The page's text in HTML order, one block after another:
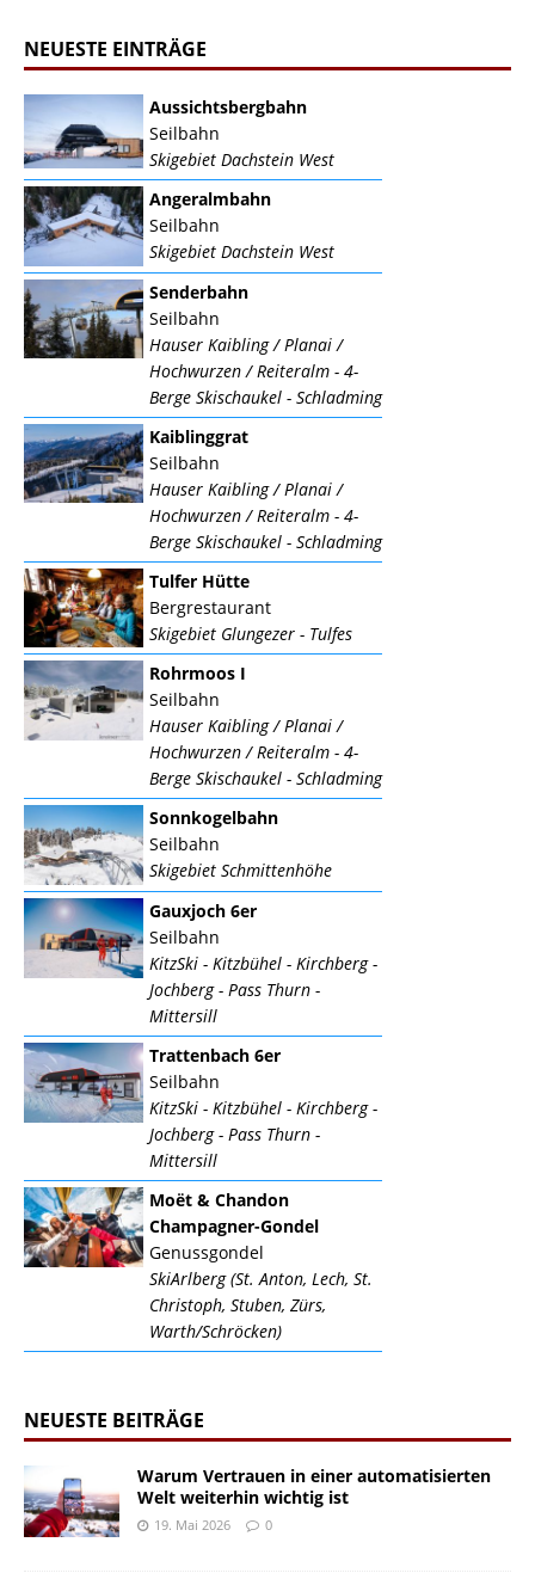
NEUESTE EINTRÄGE
Aussichtsbergbahn
Seilbahn
Skigebiet Dachstein West
Angeralmbahn
Seilbahn
Skigebiet Dachstein West
Senderbahn
Seilbahn
Hauser Kaibling / Planai /
Hochwurzen / Reiteralm - 4-
Berge Skischaukel - Schladming
Kaiblinggrat
Seilbahn
Hauser Kaibling / Planai /
Hochwurzen / Reiteralm - 4-
Berge Skischaukel - Schladming
Tulfer Hütte
Bergrestaurant
Skigebiet Glungezer - Tulfes
Rohrmoos I
Seilbahn
Hauser Kaibling / Planai /
Hochwurzen / Reiteralm - 4-
Berge Skischaukel - Schladming
Sonnkogelbahn
Seilbahn
Skigebiet Schmittenhöhe
Gauxjoch 6er
Seilbahn
KitzSki - Kitzbühel - Kirchberg -
Jochberg - Pass Thurn -
Mittersill
Trattenbach 6er
Seilbahn
KitzSki - Kitzbühel - Kirchberg -
Jochberg - Pass Thurn -
Mittersill
Moët & Chandon
Champagner-Gondel
Genussgondel
SkiArlberg (St. Anton, Lech, St.
Christoph, Stuben, Zürs,
Warth/Schröcken)
NEUESTE BEITRÄGE
Warum Vertrauen in einer automatisierten
Welt weiterhin wichtig ist
19. Mai 2026 0